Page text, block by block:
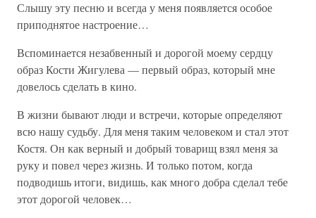
Слышу эту песню и всегда у меня появляется особое
приподнятое настроение…
Вспоминается незабвенный и дорогой моему сердцу
образ Кости Жигулева — первый образ, который мне
довелось сделать в кино.
В жизни бывают люди и встречи, которые определяют
всю нашу судьбу. Для меня таким человеком и стал этот
Костя. Он как верный и добрый товарищ взял меня за
руку и повел через жизнь. И только потом, когда
подводишь итоги, видишь, как много добра сделал тебе
этот дорогой человек…